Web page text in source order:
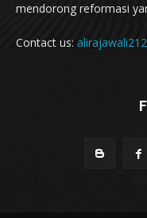
mendorong reformasi
Contact us: